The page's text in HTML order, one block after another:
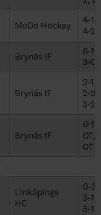
MoDo Hockey
4-1,
4-2
Brynäs IF
6-1,
3-0
Brynäs IF
2-1,
2-0,
5-2
Brynäs IF
6-1,
OT,
OT
Linköpings
HC
0-3,
5-1,
5-1